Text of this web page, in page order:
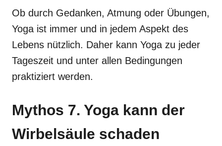
Ob durch Gedanken, Atmung oder Übungen,
Yoga ist immer und in jedem Aspekt des
Lebens nützlich. Daher kann Yoga zu jeder
Tageszeit und unter allen Bedingungen
praktiziert werden.
Mythos 7. Yoga kann der
Wirbelsäule schaden